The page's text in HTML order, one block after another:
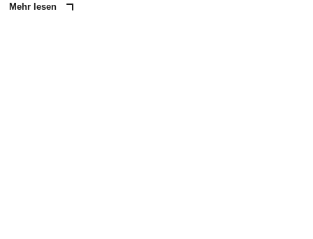
Mehr lesen